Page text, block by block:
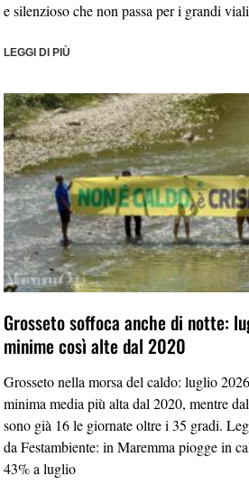
e silenzioso che non passa per i grandi
LEGGI DI PIÙ
Grosseto soffoca anche di notte:
minime così alte dal 2020
Grosseto nella morsa del caldo: luglio
minima media più alta dal 2020, mentre
sono già 16 le giornate oltre i 35 gradi.
da Festambiente: in Maremma piogge in
43% a luglio